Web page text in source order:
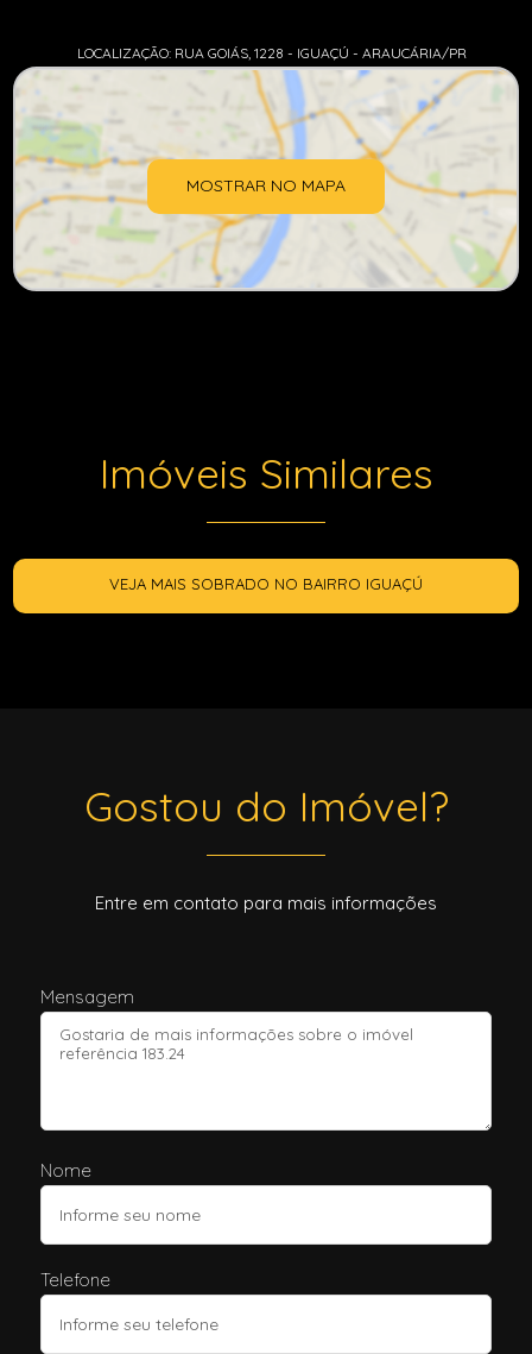
LOCALIZAÇÃO: RUA GOIÁS, 1228 - IGUAÇÚ - ARAUCÁRIA/PR
MOSTRAR NO MAPA
Imóveis Similares
VEJA MAIS SOBRADO NO BAIRRO IGUAÇÚ
Gostou do Imóvel?
Entre em contato para mais informações
Mensagem
Nome
Telefone